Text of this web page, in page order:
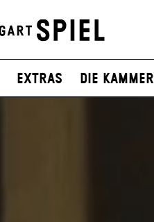
Extras Die Kammer